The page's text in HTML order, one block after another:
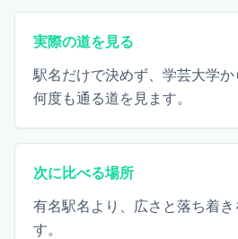
実際の道を見る
駅名だけで決めず、学芸大学か
何度も通る道を見ます。
次に比べる場所
有名駅名より、広さと落ち着き
す。